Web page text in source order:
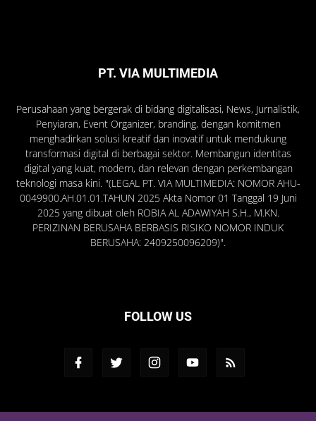
PT. VIA MULTIMEDIA
Perusahaan yang bergerak di bidang digitalisasi, News, Jurnalistik,
Penyiaran, Event Organizer, branding, dengan komitmen
menghadirkan solusi kreatif dan inovatif untuk mendukung
transformasi digital di berbagai sektor. Membangun identitas
digital yang kuat, modern, dan relevan dengan perkembangan
teknologi masa kini. "(LEGAL PT. VIA MULTIMEDIA: NOMOR AHU-
0049900.AH.01.01.TAHUN 2025 Akta Nomor 01 Tanggal 19 Juni
2025 yang dibuat oleh ROBIA AL ADAWIYAH S.H., M.KN.
PERIZINAN BERUSAHA BERBASIS RISIKO NOMOR INDUK
BERUSAHA: 2409250096209)".
FOLLOW US